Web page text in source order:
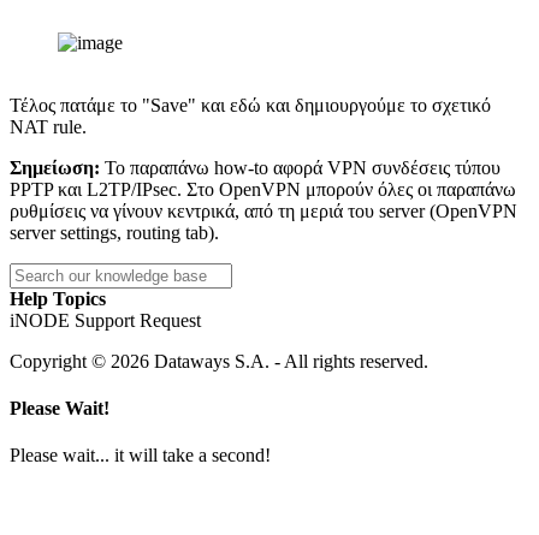
Τέλος πατάμε το "Save" και εδώ και δημιουργούμε το σχετικό
NAT rule.
Σημείωση: Το παραπάνω how-to αφορά VPN συνδέσεις τύπου
PPTP και L2TP/IPsec. Στο OpenVPN μπορούν όλες οι παραπάνω
ρυθμίσεις να γίνουν κεντρικά, από τη μεριά του server (OpenVPN
server settings, routing tab).
Help Topics
iNODE Support Request
Copyright © 2026 Dataways S.A. - All rights reserved.
Please Wait!
Please wait... it will take a second!